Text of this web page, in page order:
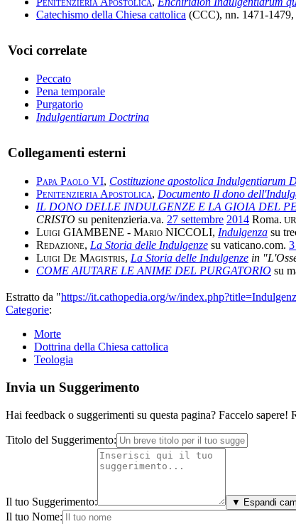
Catechismo della Chiesa cattolica (CCC), nn. 1471-1479,
Voci correlate
Peccato
Pena temporale
Purgatorio
Indulgentiarum Doctrina
Collegamenti esterni
Papa Paolo VI, Costituzione apostolica Indulgentiarum
Penitenzieria Apostolica, Documento Il dono
IL DONO DELLE INDULGENZE E LA GIOIA DEL
CRISTO su penitenzieria.va. 27 settembre 2014 Roma.
Luigi GIAMBENE - Mario NICCOLI, Indulgenza su
Redazione, La Storia delle Indulgenze su vaticano.com.
Luigi De Magistris, La Storia delle Indulgenze in
COME AIUTARE LE ANIME DEL PURGATORIO su
Estratto da "https://it.cathopedia.org/w/
Categorie:
Morte
Dottrina della Chiesa cattolica
Teologia
Invia un Suggerimento
Hai feedback o suggerimenti su questa pagina? Faccelo
Titolo del Suggerimento:
Il tuo Suggerimento: ▼ Espandi
Il tuo Nome: